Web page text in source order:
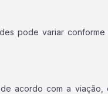
pode variar
acordo com a